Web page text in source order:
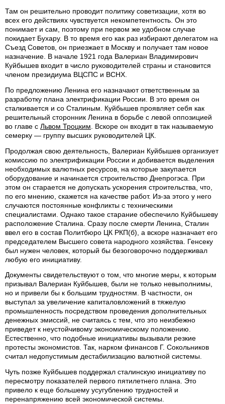
Там он решительно проводит политику советизации, хотя во
всех его действиях чувствуется некомпетентность. Он это
понимает и сам, поэтому при первом же удобном случае
покидает Бухару. В то время его как раз избирают делегатом на
Съезд Советов, он приезжает в Москву и получает там новое
назначение. В начале 1921 года Валериан Владимирович
Куйбышев входит в число руководителей страны и становится
членом президиума ВЦСПС и ВСНХ.
По предложению Ленина его назначают ответственным за
разработку плана электрификации России. В это время он
сталкивается и со Сталиным. Куйбышев проявляет себя как
решительный сторонник Ленина в борьбе с левой оппозицией
во главе с Львом Троцким . Вскоре он входит в так называемую
семерку — группу высших руководителей ЦК.
Продолжая свою деятельность, Валериан Куйбышев организует
комиссию по электрификации России и добивается выделения
необходимых валютных ресурсов, на которые закупается
оборудование и начинается строительство Днепрогэса. При
этом он старается не допускать ускорения строительства, что,
по его мнению, скажется на качестве работ. Из-за этого у него
случаются постоянные конфликты с техническими
специалистами. Однако такое старание обеспечило Куйбышеву
расположение Сталина. Сразу после смерти Ленина, Сталин
ввел его в состав Политбюро ЦК РКП(б), а вскоре назначает его
председателем Высшего совета народного хозяйства. Генсеку
был нужен человек, который бы безоговорочно поддерживал
любую его инициативу.
Документы свидетельствуют о том, что многие меры, к которым
призывал Валериан Куйбышев, были не только невыполнимы,
но и привели бы к большим трудностям. В частности, он
выступал за увеличение капиталовложений в тяжелую
промышленность посредством проведения дополнительных
денежных эмиссий, не считаясь с тем, что это неизбежно
приведет к неустойчивому экономическому положению.
Естественно, что подобные инициативы вызывали резкие
протесты экономистов. Так, нарком финансов Г. Сокольников
считал недопустимым дестабилизацию валютной системы.
Чуть позже Куйбышев поддержал сталинскую инициативу по
пересмотру показателей первого пятилетнего плана. Это
привело к еще большему усугублению трудностей и
перенапряжению всей экономической системы.